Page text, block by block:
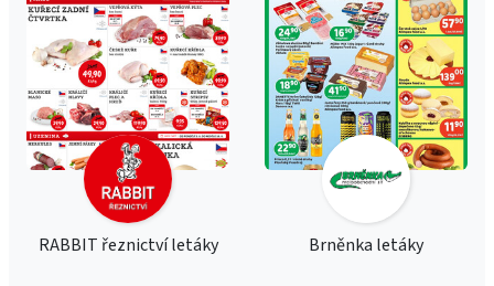
RABBIT řeznictví letáky Brněnka letáky